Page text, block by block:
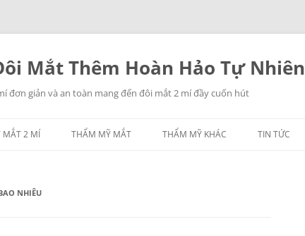
Mắt Thêm Hoàn Hảo Tự Nhiên
đơn giản và an toàn mang đến đôi mắt 2 mí đầy cuốn hút
MẮT 2 MÍ THẨM MỸ MẮT THẨM MỸ KHÁC TIN TỨC
NHIÊU